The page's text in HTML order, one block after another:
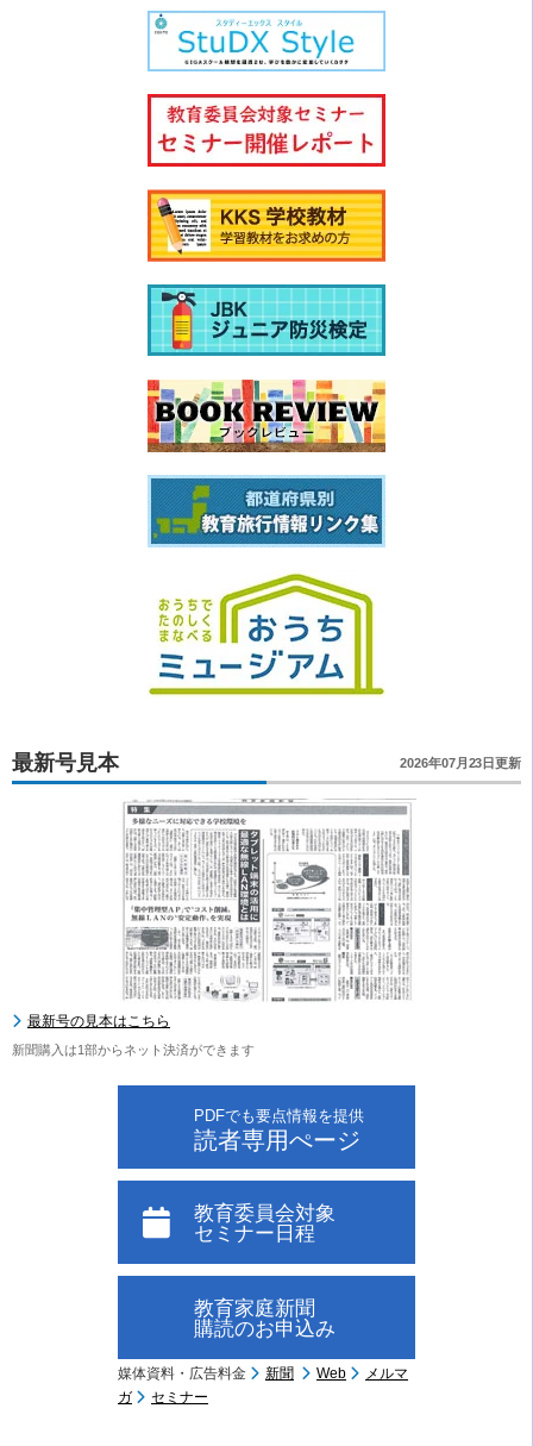
最新号見本 2026年07月23日更新
最新号の見本はこちら
新聞購入は1部からネット決済ができます
PDFでも要点情報を提供
読者専用ぺージ
教育委員会対象
セミナー日程
教育家庭新聞
購読のお申込み
媒体資料・広告料金 新聞 Web
メルマ
ガ
セミナー